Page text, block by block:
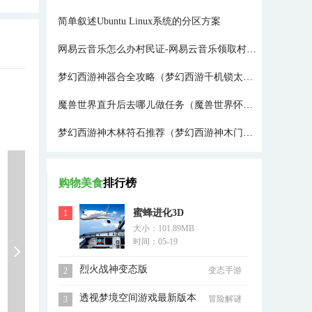
简单叙述Ubuntu Linux系统的分区方案
网易云音乐怎么办村民证-网易云音乐领取村民证方法介绍
梦幻西游神器合全攻略（梦幻西游千机锁太难了）
魔兽世界直升后去哪儿做任务（魔兽世界怀旧服70级任务）
梦幻西游神木林符石推荐（梦幻西游神木门派技能都有哪些）
购物美食排行榜
1 蜜蜂进化3D
大小：101.89MB
时间：05-19
2 烈火战神变态版 变态手游
3 透视梦境空间游戏最新版本 冒险解谜